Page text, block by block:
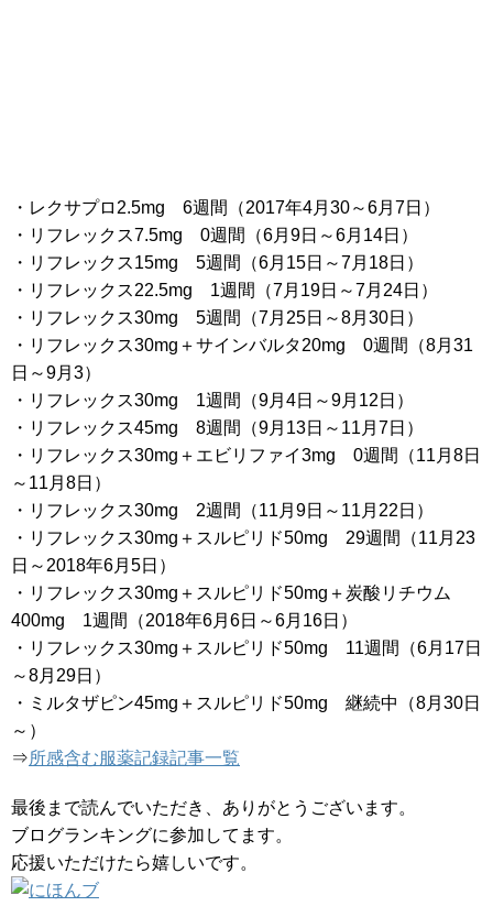
・レクサプロ2.5mg 6週間（2017年4月30～6月7日）
・リフレックス7.5mg 0週間（6月9日～6月14日）
・リフレックス15mg 5週間（6月15日～7月18日）
・リフレックス22.5mg 1週間（7月19日～7月24日）
・リフレックス30mg 5週間（7月25日～8月30日）
・リフレックス30mg＋サインバルタ20mg 0週間（8月31
日～9月3）
・リフレックス30mg 1週間（9月4日～9月12日）
・リフレックス45mg 8週間（9月13日～11月7日）
・リフレックス30mg＋エビリファイ3mg 0週間（11月8日
～11月8日）
・リフレックス30mg 2週間（11月9日～11月22日）
・リフレックス30mg＋スルピリド50mg 29週間（11月23
日～2018年6月5日）
・リフレックス30mg＋スルピリド50mg＋炭酸リチウム
400mg 1週間（2018年6月6日～6月16日）
・リフレックス30mg＋スルピリド50mg 11週間（6月17日
～8月29日）
・ミルタザピン45mg＋スルピリド50mg 継続中（8月30日
～）
⇒所感含む服薬記録記事一覧
最後まで読んでいただき、ありがとうございます。
ブログランキングに参加してます。
応援いただけたら嬉しいです。